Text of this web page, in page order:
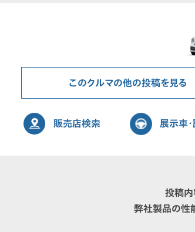
このクルマの他の投稿を見る
販売店検索 展示車
投稿内
弊社製品の性